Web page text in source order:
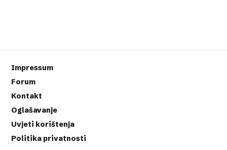
Impressum
Forum
Kontakt
Oglašavanje
Uvjeti korištenja
Politika privatnosti